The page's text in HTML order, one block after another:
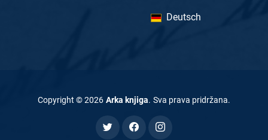
Deutsch
Copyright ©2026 Arka knjiga. Sva prava pridržana.